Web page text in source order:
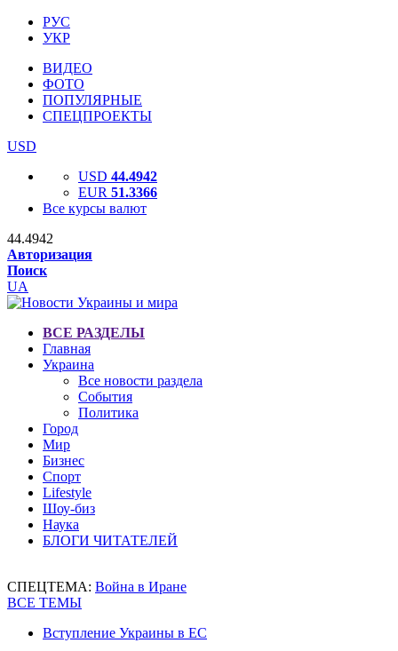
РУС
УКР
ВИДЕО
ФОТО
ПОПУЛЯРНЫЕ
СПЕЦПРОЕКТЫ
USD
USD 44.4942
EUR 51.3366
Все курсы валют
44.4942
Авторизация
Поиск
UA
ВСЕ РАЗДЕЛЫ
Главная
Украина
Все новости раздела
События
Политика
Город
Мир
Бизнес
Спорт
Lifestyle
Шоу-биз
Наука
БЛОГИ ЧИТАТЕЛЕЙ
СПЕЦТЕМА: Война в Иране
ВСЕ ТЕМЫ
Вступление Украины в ЕС